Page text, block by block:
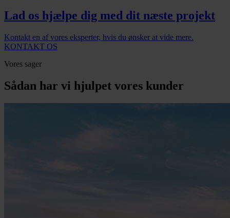
Lad os hjælpe dig med dit næste projekt
Kontakt en af vores eksperter, hvis du ønsker at vide mere.
KONTAKT OS
Vores sager
Sådan har vi hjulpet vores kunder